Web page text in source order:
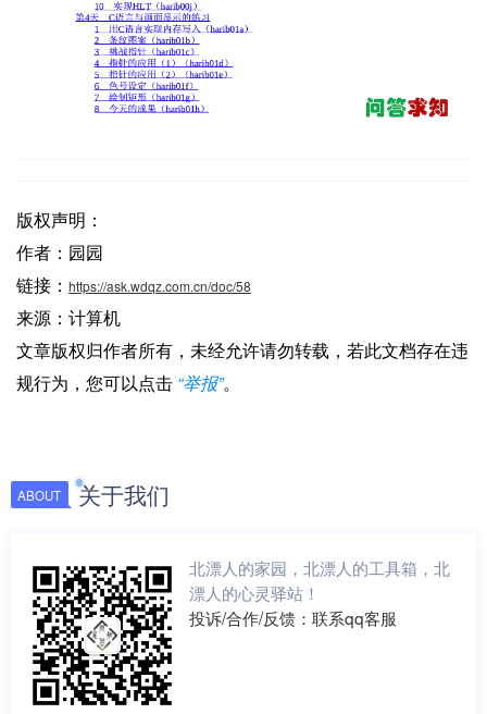
版权声明：
作者：园园
链接： https://ask.wdqz.com.cn/doc/58
来源：计算机
文章版权归作者所有，未经允许请勿转载，若此文档存在违
规行为，您可以点击 “举报”。
ABOUT 关于我们
北漂人的家园，北漂人的工具箱，北
漂人的心灵驿站！
投诉/合作/反馈：联系qq客服